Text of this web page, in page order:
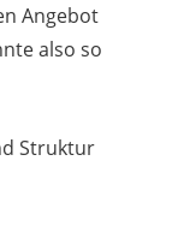
Angebot
also so